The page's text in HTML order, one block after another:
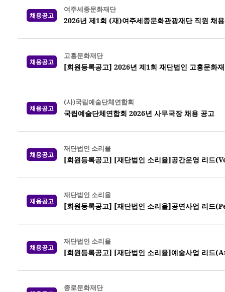
채용공고
여주세종문화재단
2026년 제1회 (재)여주세종문화관광재단 직원 채
채용공고
고흥문화재단
[회원등록공고] 2026년 제1회 재단법인 고흥문화
채용공고
(사)국립예술단체연합회
국립예술단체연합회 2026년 사무국장 채용 공고
채용공고
재단법인 소리율
[회원등록공고] [재단법인 소리율]공간운영 리드
채용공고
재단법인 소리율
[회원등록공고] [재단법인 소리율]공연사업 리드
채용공고
재단법인 소리율
[회원등록공고] [재단법인 소리율]예술사업 리드
종로문화재단